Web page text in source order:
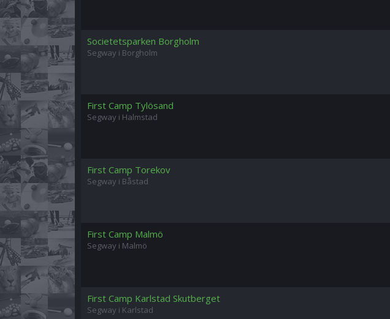
Societetsparken Borgholm
Segway i Borgholm
First Camp Tylösand
Segway i Halmstad
First Camp Torekov
Segway i Båstad
First Camp Malmö
Segway i Malmö
First Camp Karlstad Skutberget
Segway i Karlstad